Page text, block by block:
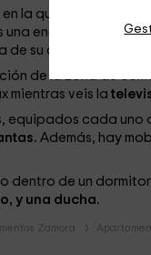
en la que vas a poder
una encimera repleta
su conjunto de
de la zona de
mientras veis la
equipados cada uno
Además, hay
dentro de un
y una ducha.
Zamora